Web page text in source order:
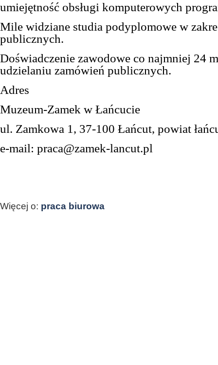
umiejętność obsługi komputerowych
Mile widziane studia podyplomowe w
publicznych.
Doświadczenie zawodowe co najmniej 24
udzielaniu zamówień publicznych.
Adres
Muzeum-Zamek w Łańcucie
ul. Zamkowa 1, 37-100 Łańcut, powiat
e-mail: praca@zamek-lancut.pl
Więcej o: praca biurowa